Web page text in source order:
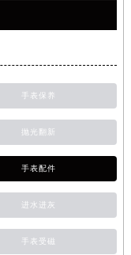
手表保养
抛光翻新
手表配件
进水进灰
手表受磁